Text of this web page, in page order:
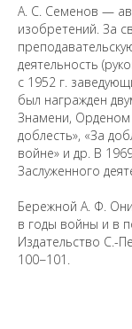
А. С. Семенов —
изобретений. За
деятельность
с 1952 г.
был награжден
Знамени, Орденом
доблесть», «За
войне» и др. В
Заслуженного
Бережной А. Ф.
в годы войны и в
Издательство С.-
100−101.
На данном
опубликованы
Политика СПбГУ в
персональных данных
вы заметили
сведениях,
на электронный
Санкт-Петербургский
2026